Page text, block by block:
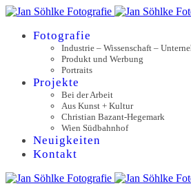
Fotografie
Industrie – Wissenschaft –
Produkt und Werbung
Portraits
Projekte
Bei der Arbeit
Aus Kunst + Kultur
Christian Bazant-Hegemark
Wien Südbahnhof
Neuigkeiten
Kontakt